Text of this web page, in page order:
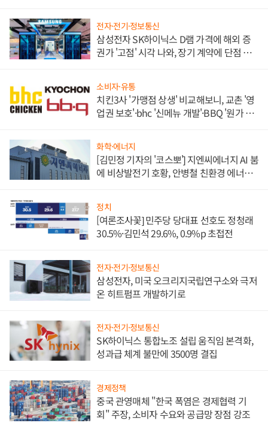
전자·전기·정보통신
삼성전자 SK하이닉스 D램 가격에 해외 증
권가 '고점' 시각 나와, 장기 계약에 단점 부
소비자·유통
치킨3사 '가맹점 상생' 비교해보니, 교촌 '영
업권 보호'·bhc '신메뉴 개발'·BBQ '원가 부
화학·에너지
[김민정 기자의 '코스뽀'] 지엔씨에너지 AI 붐
에 비상발전기 호황, 안병철 친환경 에너지
정치
[여론조사꽃] 민주당 당대표 선호도 정청래
30.5%·김민석 29.6%, 0.9%p 초접전
전자·전기·정보통신
삼성전자, 미국 오크리지국립연구소와 극저
온 히트펌프 개발하기로
전자·전기·정보통신
SK하이닉스 통합노조 설립 움직임 본격화,
성과급 체계 불만에 3500명 결집
경제정책
중국 관영매체 "한국 폭염은 경제협력 기
회" 주장, 소비자 수요와 공급망 장점 강조